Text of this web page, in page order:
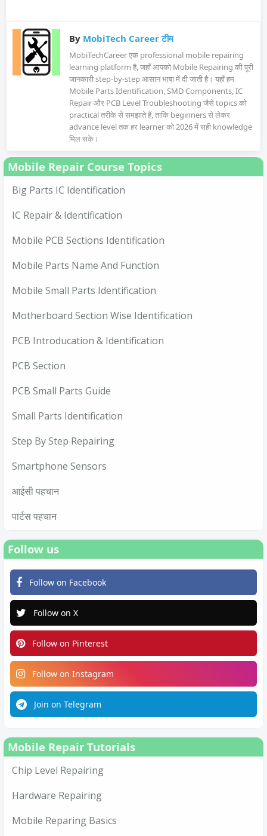
By MobiTech Career टीम
MobiTechCareer एक professional mobile repairing
learning platform है, जहाँ आपको Mobile Repairing की पूरी
जानकारी step-by-step आसान भाषा में दी जाती है। यहाँ हम
Mobile Parts Identification, SMD Components, IC
Repair और PCB Level Troubleshooting जैसे topics को
practical तरीके से समझाते हैं, ताकि beginners से लेकर
advance level तक हर learner को 2026 में सही knowledge
मिल सके।
Mobile Repair Course Topics
Big Parts IC Identification
IC Repair & Identification
Mobile PCB Sections Identification
Mobile Parts Name And Function
Mobile Small Parts Identification
Motherboard Section Wise Identification
PCB Introducation & Identification
PCB Section
PCB Small Parts Guide
Small Parts Identification
Step By Step Repairing
Smartphone Sensors
आईसी पहचान
पार्टस पहचान
Follow us
Follow on Facebook
Follow on X
Follow on Pinterest
Follow on Instagram
Join on Telegram
Mobile Repair Tutorials
Chip Level Repairing
Hardware Repairing
Mobile Reparing Basics